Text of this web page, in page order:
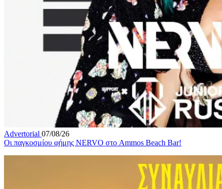
Advertorial 07/08/26
Οι παγκοσμίου φήμης NERVO στο Ammos Beach Bar!